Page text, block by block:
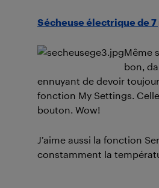
Sécheuse électrique de 7
Même
bon,
ennuyant de devoir
fonction My Settings.
bouton. Wow!
J’aime aussi la fonction
constamment la